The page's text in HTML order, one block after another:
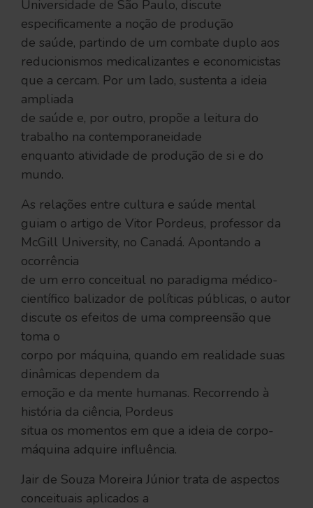
Universidade de São Paulo, discute
especificamente a noção de produção
de saúde, partindo de um combate duplo aos
reducionismos medicalizantes e economicistas
que a cercam. Por um lado, sustenta a ideia
ampliada
de saúde e, por outro, propõe a leitura do
trabalho na contemporaneidade
enquanto atividade de produção de si e do
mundo.
As relações entre cultura e saúde mental
guiam o artigo de Vitor Pordeus, professor da
McGill University, no Canadá. Apontando a
ocorrência
de um erro conceitual no paradigma médico-
científico balizador de políticas públicas, o autor
discute os efeitos de uma compreensão que
toma o
corpo por máquina, quando em realidade suas
dinâmicas dependem da
emoção e da mente humanas. Recorrendo à
história da ciência, Pordeus
situa os momentos em que a ideia de corpo-
máquina adquire influência.
Jair de Souza Moreira Júnior trata de aspectos
conceituais aplicados a